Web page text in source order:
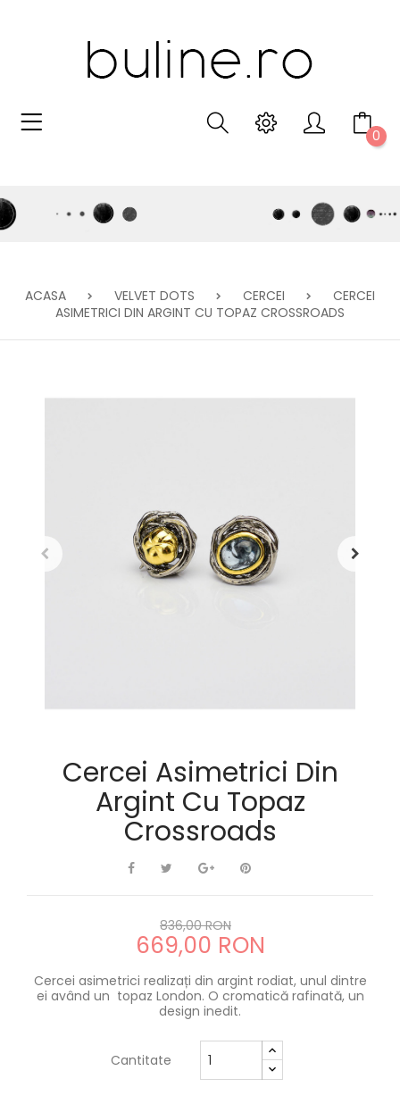
0
ACASA VELVET DOTS CERCEI
CERCEI
ASIMETRICI DIN ARGINT CU TOPAZ CROSSROADS
Cercei Asimetrici Din
Argint Cu Topaz
Crossroads
836,00 RON
669,00 RON
Cercei asimetrici realizați din argint rodiat, unul dintre
ei având un topaz London. O cromatică rafinată, un
design inedit.
Cantitate